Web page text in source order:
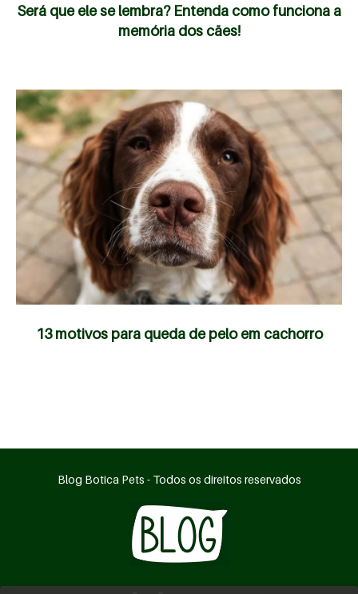
Será que ele se lembra? Entenda como funciona a
memória dos cães!
13 motivos para queda de pelo em cachorro
Blog Botica Pets - Todos os direitos reservados